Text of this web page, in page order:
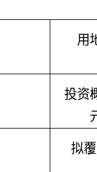
用
投资
拟